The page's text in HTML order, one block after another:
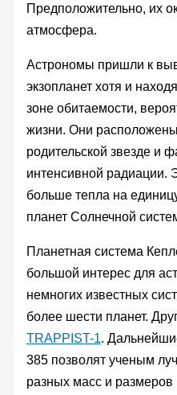
Предположительно, их
атмосфера.
Астрономы пришли к
экзопланет хотя и
зоне обитаемости,
жизни. Они расположены
родительской звезде и
интенсивной радиации.
больше тепла на
планет Солнечной
Планетная система
большой интерес для
немногих известных
более шести планет.
TRAPPIST-1.
385 позволят ученым
разных масс и размеров